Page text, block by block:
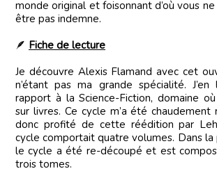
monde original et foisonnant d’où vous
être pas indemne.
🪶 Fiche de lecture
Je découvre Alexis Flamand avec cet
n’étant pas ma grande spécialité.
rapport à la Science-Fiction, domaine
sur livres. Ce cycle m’a été chaudement
donc profité de cette réédition par
cycle comportait quatre volumes. Dans
le cycle a été re-découpé et est
trois tomes.